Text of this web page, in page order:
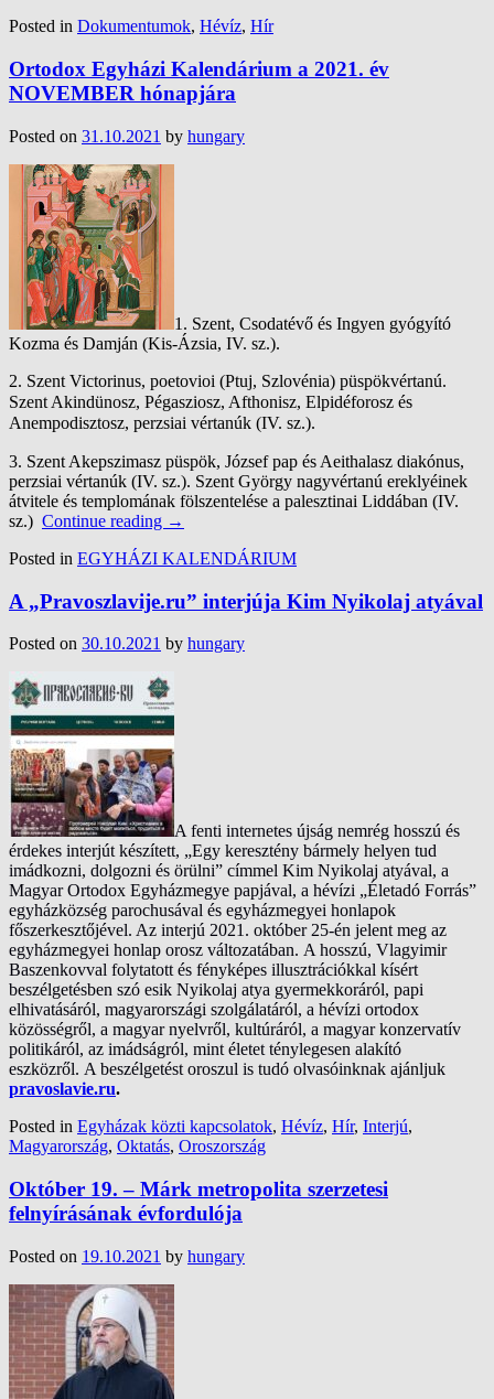
Posted in Dokumentumok, Hévíz, Hír
Ortodox Egyházi Kalendárium a 2021. év
NOVEMBER hónapjára
Posted on 31.10.2021 by hungary
1. Szent, Csodatévő és Ingyen gyógyító
Kozma és Damján (Kis-Ázsia, IV. sz.).
2. Szent Victorinus, poetovioi (Ptuj, Szlovénia) püspökvértanú.
Szent Akindünosz, Pégasziosz, Afthonisz, Elpidéforosz és
Anempodisztosz, perzsiai vértanúk (IV. sz.).
3. Szent Akepszimasz püspök, József pap és Aeithalasz diakónus,
perzsiai vértanúk (IV. sz.). Szent György nagyvértanú ereklyéinek
átvitele és templomának fölszentelése a palesztinai Liddában (IV.
sz.) Continue reading →
Posted in EGYHÁZI KALENDÁRIUM
A „Pravoszlavije.ru” interjúja Kim Nyikolaj atyával
Posted on 30.10.2021 by hungary
A fenti internetes újság nemrég hosszú és
érdekes interjút készített, „Egy keresztény bármely helyen tud
imádkozni, dolgozni és örülni” címmel Kim Nyikolaj atyával, a
Magyar Ortodox Egyházmegye papjával, a hévízi „Életadó Forrás”
egyházközség parochusával és egyházmegyei honlapok
főszerkesztőjével. Az interjú 2021. október 25-én jelent meg az
egyházmegyei honlap orosz változatában. A hosszú, Vlagyimir
Baszenkovval folytatott és fényképes illusztrációkkal kísért
beszélgetésben szó esik Nyikolaj atya gyermekkoráról, papi
elhivatásáról, magyarországi szolgálatáról, a hévízi ortodox
közösségről, a magyar nyelvről, kultúráról, a magyar konzervatív
politikáról, az imádságról, mint életet ténylegesen alakító
eszközről. A beszélgetést oroszul is tudó olvasóinknak ajánljuk
pravoslavie.ru.
Posted in Egyházak közti kapcsolatok, Hévíz, Hír, Interjú,
Magyarország, Oktatás, Oroszország
Október 19. – Márk metropolita szerzetesi
felnyírásának évfordulója
Posted on 19.10.2021 by hungary